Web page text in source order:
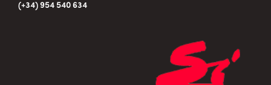
(+34) 954 540 634